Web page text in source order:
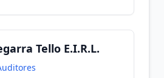
Tello E.I.R.L.